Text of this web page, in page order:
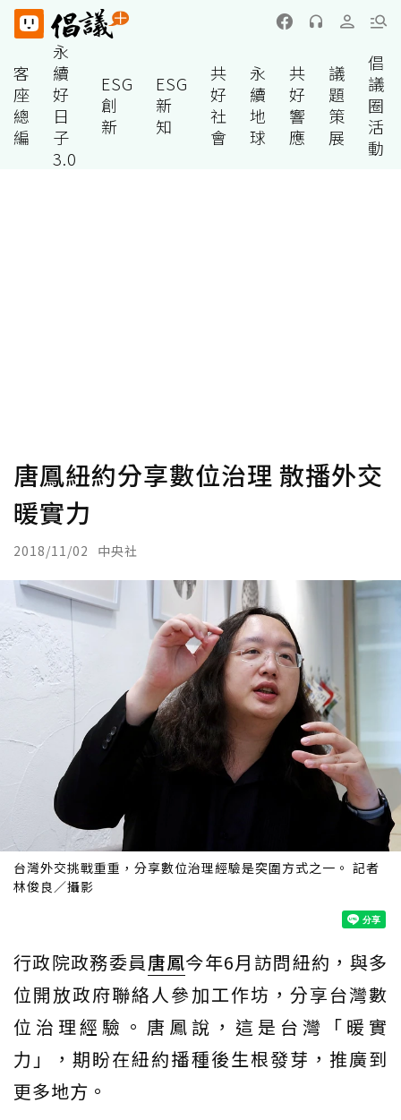
客
座
總
編
永
續
好
日
子
3.0
ESG
創
新
ESG
新
知
共
好
社
會
永
續
地
球
共
好
響
應
議
題
策
展
倡
議
圈
活
動
唐鳳紐約分享數位治理 散播外交
暖實力
2018/11/02 中央社
台灣外交挑戰重重，分享數位治理經驗是突圍方式之一。 記者
林俊良／攝影
行政院政務委員唐鳳今年6月訪問紐約，與多
位開放政府聯絡人參加工作坊，分享台灣數
位治理經驗。唐鳳說，這是台灣「暖實
力」，期盼在紐約播種後生根發芽，推廣到
更多地方。